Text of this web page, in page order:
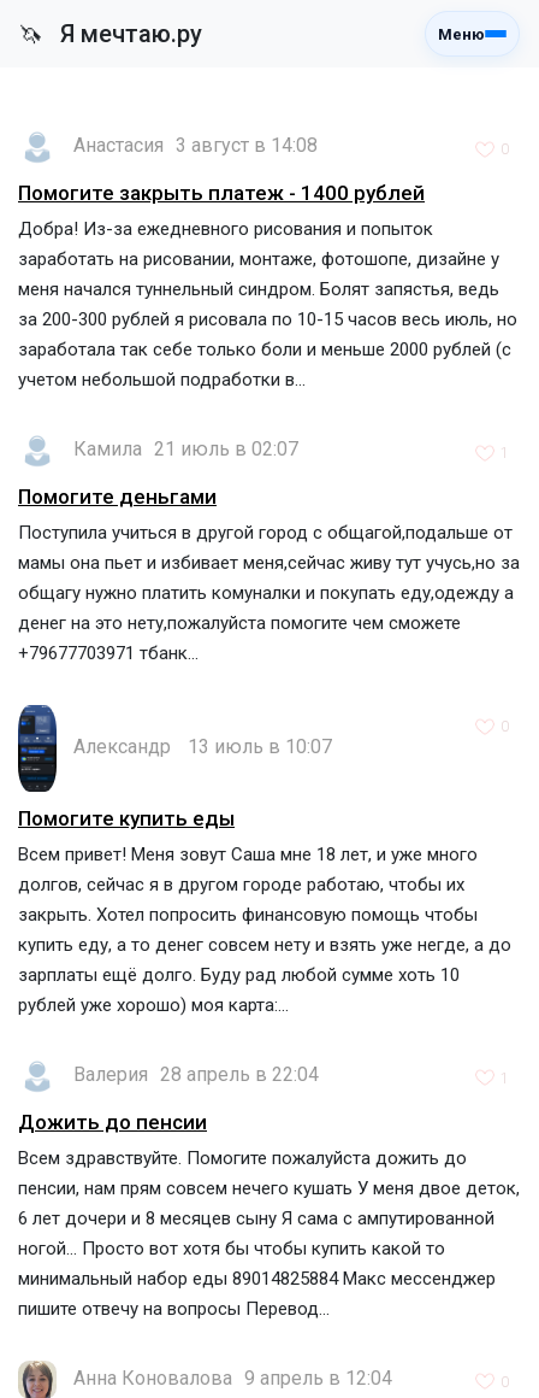
🦄 Я мечтаю.ру Меню
Анастасия 3 август в 14:08 0
Помогите закрыть платеж - 1400 рублей
Добра! Из-за ежедневного рисования и попыток
заработать на рисовании, монтаже, фотошопе, дизайне у
меня начался туннельный синдром. Болят запястья, ведь
за 200-300 рублей я рисовала по 10-15 часов весь июль, но
заработала так себе только боли и меньше 2000 рублей (с
учетом небольшой подработки в...
Камила 21 июль в 02:07 1
Помогите деньгами
Поступила учиться в другой город с общагой,подальше от
мамы она пьет и избивает меня,сейчас живу тут учусь,но за
общагу нужно платить комуналки и покупать еду,одежду а
денег на это нету,пожалуйста помогите чем сможете
+79677703971 тбанк...
Александр 13 июль в 10:07
0
Помогите купить еды
Всем привет! Меня зовут Саша мне 18 лет, и уже много
долгов, сейчас я в другом городе работаю, чтобы их
закрыть. Хотел попросить финансовую помощь чтобы
купить еду, а то денег совсем нету и взять уже негде, а до
зарплаты ещё долго. Буду рад любой сумме хоть 10
рублей уже хорошо) моя карта:...
Валерия 28 апрель в 22:04 1
Дожить до пенсии
Всем здравствуйте. Помогите пожалуйста дожить до
пенсии, нам прям совсем нечего кушать У меня двое деток,
6 лет дочери и 8 месяцев сыну Я сама с ампутированной
ногой... Просто вот хотя бы чтобы купить какой то
минимальный набор еды 89014825884 Макс мессенджер
пишите отвечу на вопросы Перевод...
Анна Коновалова 9 апрель в 12:04 0